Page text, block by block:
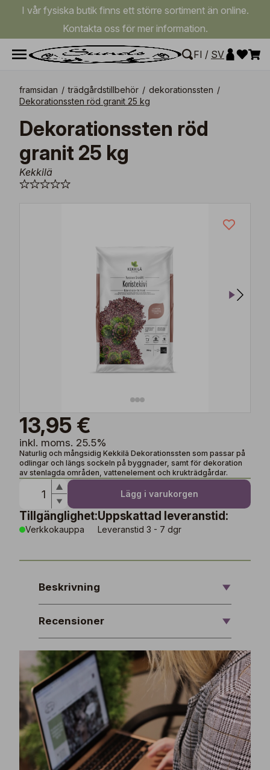
I vår fysiska butik finns ett större sortiment än online.
Kontakta oss för mer information.
FI / SV
framsidan / trädgårdstillbehör / dekorationssten /
Dekorationssten röd granit 25 kg
Dekorationssten röd
granit 25 kg
Kekkilä
13,95 €
inkl. moms. 25.5%
Naturlig och mångsidig Kekkilä Dekorationssten som passar på
odlingar och längs sockeln på byggnader, samt för dekoration
av stenlagda områden, vattenelement och krukträdgårdar.
Lägg i varukorgen
Tillgänglighet:
Verkkokauppa
Uppskattad leveranstid:
Leveranstid 3 - 7 dgr
Beskrivning
Recensioner